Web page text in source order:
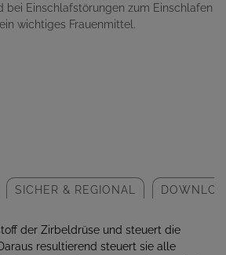
bei Einschlafstörungen zum Einschlafen
wichtiges Frauenmittel.
SICHER & REGIONAL
der Zirbeldrüse und steuert die
resultierend steuert sie alle